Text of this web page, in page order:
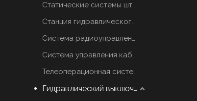
Статические системы штанговых отбойников
Станция гидравлического масла
Система радиоуправления
Система управления кабиной
Телеоперационная система
Гидравлический выключатель молот